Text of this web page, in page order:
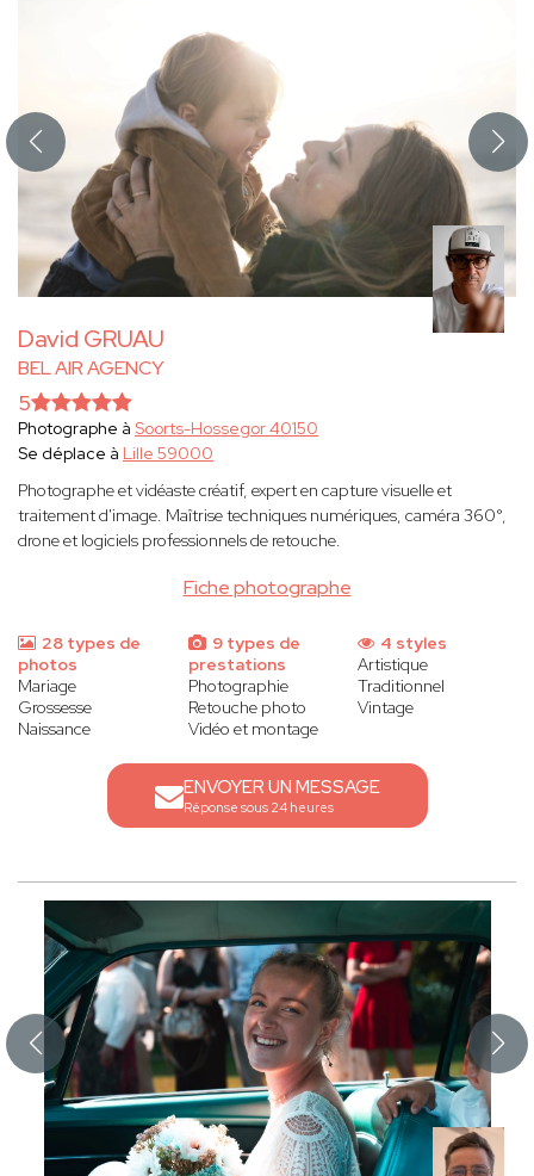
David GRUAU
BEL AIR AGENCY
Fiche photographe
5
Photographe à Soorts-Hossegor 40150
Se déplace à Lille 59000
Photographe et vidéaste créatif, expert en capture visuelle et
traitement d'image. Maîtrise techniques numériques, caméra 360°,
drone et logiciels professionnels de retouche.
28 types de
photos
Mariage
Grossesse
Naissance
9 types de
prestations
Photographie
Retouche photo
Vidéo et montage
4 styles
Artistique
Traditionnel
Vintage
ENVOYER UN MESSAGE
Réponse sous 24 heures